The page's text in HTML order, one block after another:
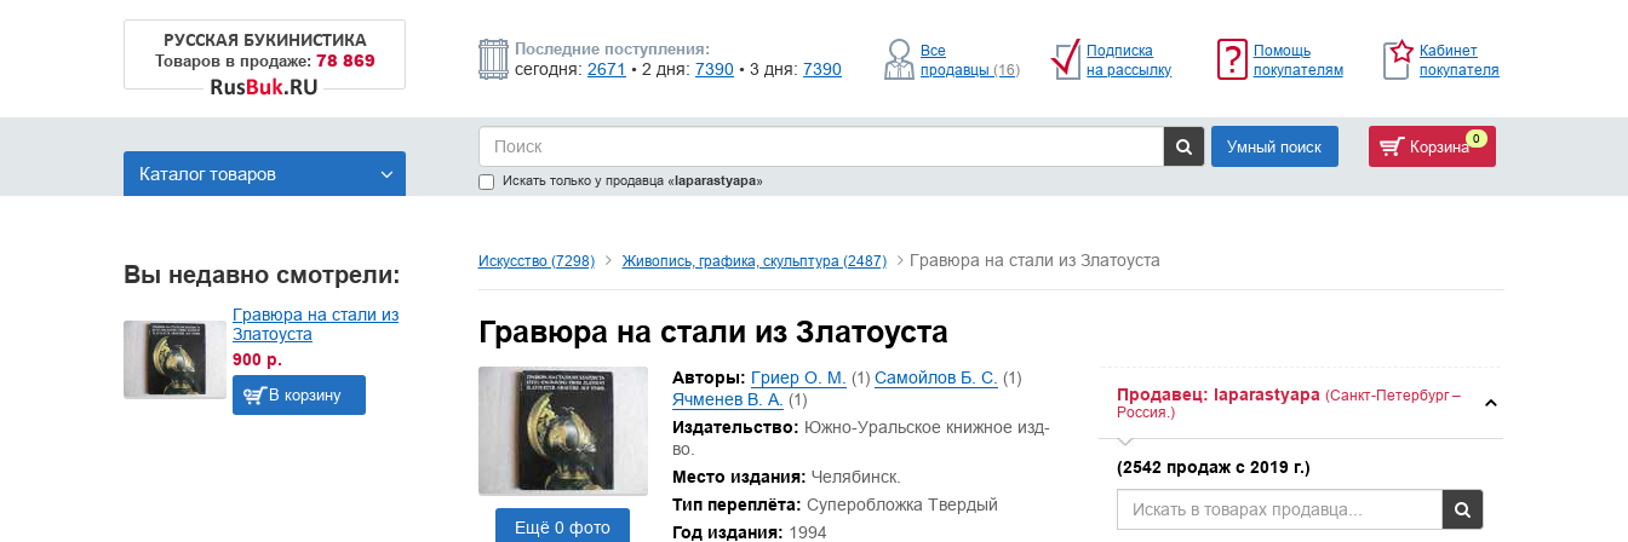
РУССКАЯ БУКИНИСТИКА
Товаров в продаже: 78 869
Последние поступления:
сегодня: 2671 • 2 дня: 7390 • 3 дня: 7390
Все
продавцы (16)
Подписка
на рассылку
Помощь
покупателям
Кабинет
покупателя
Каталог товаров Искать только у продавца «laparastyapa»
Умный поиск Корзина 0
Вы недавно смотрели:
Гравюра на стали из
Златоуста
900 р.
В корзину
Искусство (7298) Живопись, графика, скульптура (2487) Гравюра на стали из Златоуста
Гравюра на стали из Златоуста
Ещё 0 фото
Авторы: Гриер О. М. (1) Самойлов Б. С. (1)
Ячменев В. А. (1)
Издательство: Южно-Уральское книжное изд-
во.
Место издания: Челябинск.
Тип переплёта: Суперобложка Твердый
Год издания: 1994
Продавец: laparastyapa (Санкт-Петербург –
Россия.)
(2542 продаж с 2019 г.)